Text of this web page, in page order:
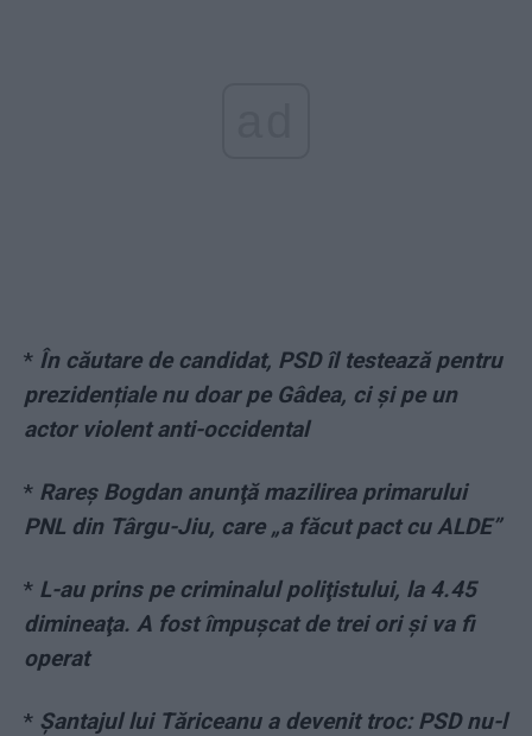
* În căutare de candidat, PSD îl testează pentru
prezidențiale nu doar pe Gâdea, ci și pe un
actor violent anti-occidental
* Rareş Bogdan anunţă mazilirea primarului
PNL din Târgu-Jiu, care „a făcut pact cu ALDE”
* L-au prins pe criminalul poliţistului, la 4.45
dimineaţa. A fost împuşcat de trei ori şi va fi
operat
* Șantajul lui Tăriceanu a devenit troc: PSD nu-l